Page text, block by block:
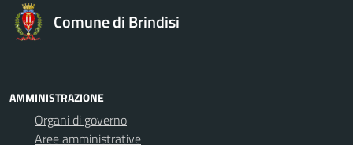
Comune di Brindisi
AMMINISTRAZIONE
Organi di governo
Aree amministrative